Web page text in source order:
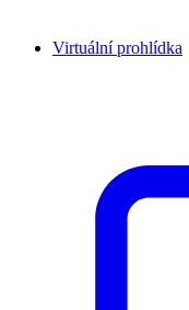
Virtuální prohlídka